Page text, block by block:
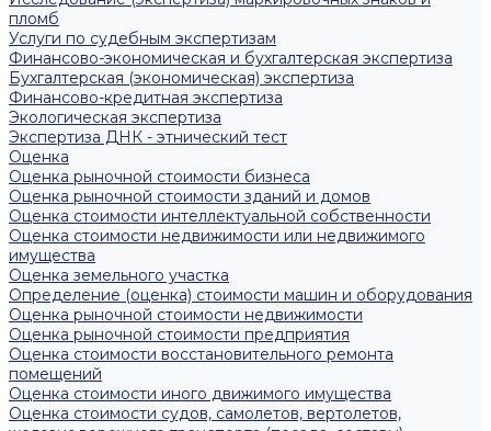
пломб
Услуги по судебным экспертизам
Финансово-экономическая и бухгалтерская экспертиза
Бухгалтерская (экономическая) экспертиза
Финансово-кредитная экспертиза
Экологическая экспертиза
Экспертиза ДНК - этнический тест
Оценка
Оценка рыночной стоимости бизнеса
Оценка рыночной стоимости зданий и домов
Оценка стоимости интеллектуальной собственности
Оценка стоимости недвижимости или недвижимого
имущества
Оценка земельного участка
Определение (оценка) стоимости машин и оборудования
Оценка рыночной стоимости недвижимости
Оценка рыночной стоимости предприятия
Оценка стоимости восстановительного ремонта
помещений
Оценка стоимости иного движимого имущества
Оценка стоимости судов, самолетов, вертолетов,